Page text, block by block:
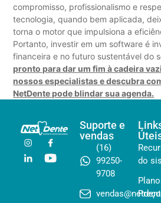
compromisso, profissionalismo e
tecnologia, quando bem aplicada,
torna o motor que impulsiona a
Portanto, investir em um software é
financeira e no futuro sustentável do
pronto para dar um fim à cadeira
nossos especialistas e descubra
NetDente pode blindar sua agenda.
Suporte e
vendas
(16)
99250-
9708
do